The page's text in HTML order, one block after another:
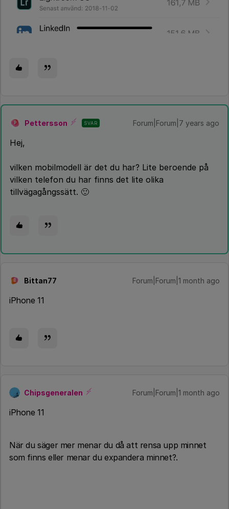
P Pettersson SVAR Forum|Forum|7 years ago
Hej,
vilken mobilmodell är det du har? Lite beroende på
vilken telefon du har finns det lite olika
tillvägagångssätt. 🙂
B Bittan77 Forum|Forum|1 month ago
iPhone 11
Chipsgeneralen Forum|Forum|1 month ago
iPhone 11
När du säger mer menar du då att rensa upp minnet
som finns eller menar du expandera minnet?.